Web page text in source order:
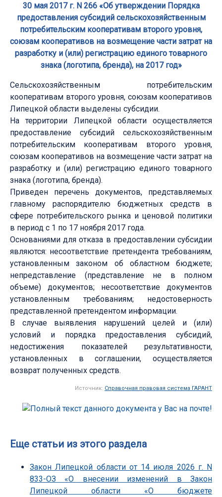
30 мая 2017 г. N 266 «Об утверждении Порядка
предоставления субсидий сельскохозяйственным
потребительским кооперативам второго уровня,
союзам кооперативов на возмещение части затрат на
разработку и (или) регистрацию единого товарного
знака (логотипа, бренда), на 2017 год»
Сельскохозяйственным потребительским
кооперативам второго уровня, союзам кооперативов
Липецкой области выделены субсидии.
На территории Липецкой области осуществляется
предоставление субсидий сельскохозяйственным
потребительским кооперативам второго уровня,
союзам кооперативов на возмещение части затрат на
разработку и (или) регистрацию единого товарного
знака (логотипа, бренда).
Приведен перечень документов, представляемых
главному распорядителю бюджетных средств в
сфере потребительского рынка и ценовой политики
в период с 1 по 17 ноября 2017 года.
Основаниями для отказа в предоставлении субсидии
являются: несоответствие претендента требованиям,
установленным законом об областном бюджете;
непредставление (представление не в полном
объеме) документов; несоответствие документов
установленным требованиям; недостоверность
представленной претендентом информации.
В случае выявления нарушений целей и (или)
условий и порядка предоставления субсидий,
недостижения показателей результативности,
установленных в соглашении, осуществляется
возврат полученных средств.
Источник: Справочная правовая система ГАРАНТ
Еще статьи из этого раздела
Закон Липецкой области от 14 июля 2026 г. N
833-ОЗ «О внесении изменений в Закон
Липецкой области «О бюджете